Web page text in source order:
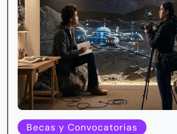
Becas y Convocatorias